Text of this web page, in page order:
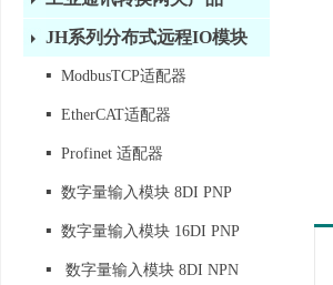
JH系列分布式远程IO模块
▪ ModbusTCP适配器
▪ EtherCAT适配器
▪ Profinet 适配器
▪ 数字量输入模块 8DI PNP
▪ 数字量输入模块 16DI PNP
▪ 数字量输入模块 8DI NPN